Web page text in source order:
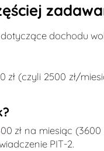
dochodu
(czyli 2500 zł/
zł na miesiąc
PIT-2.